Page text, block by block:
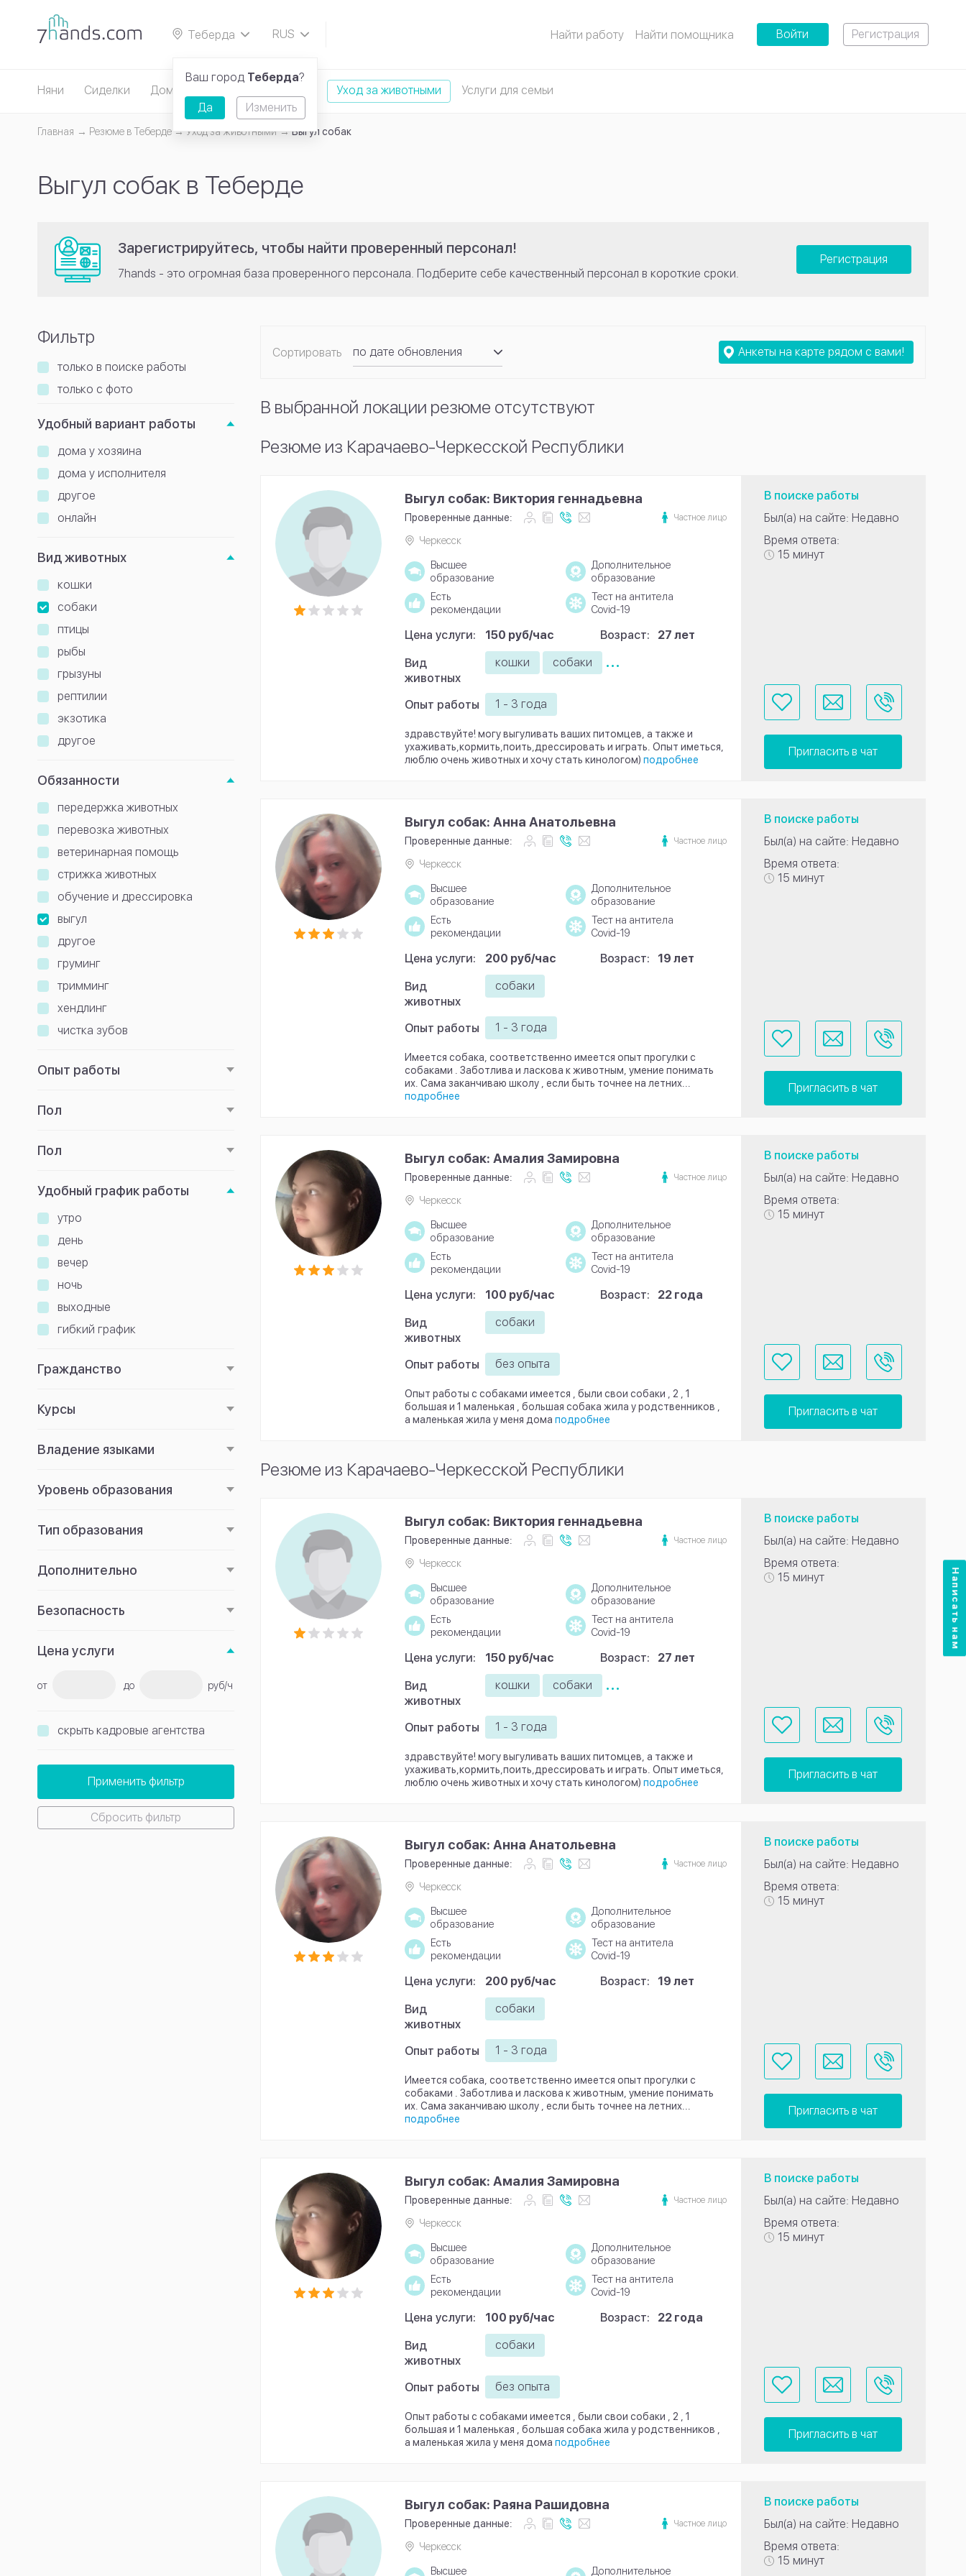
Теберда
RUS
Найти работу Найти помощника Войти Регистрация
Няни Сиделки Домработницы Уход за животными Услуги для семьи
Главная Резюме в Теберде Уход за животными Выгул собак
Выгул собак в Теберде
Зарегистрируйтесь, чтобы найти проверенный персонал!
7hands - это огромная база проверенного персонала. Подберите себе качественный персонал в короткие сроки.
Регистрация
Фильтр
только в поиске работы
только с фото
Удобный вариант работы
дома у хозяина
дома у исполнителя
другое
онлайн
Вид животных
кошки
собаки
птицы
рыбы
грызуны
рептилии
экзотика
другое
Обязанности
передержка животных
перевозка животных
ветеринарная помощь
стрижка животных
обучение и дрессировка
выгул
другое
груминг
тримминг
хендлинг
чистка зубов
Опыт работы
Пол
Пол
Удобный график работы
утро
день
вечер
ночь
выходные
гибкий график
Гражданство
Курсы
Владение языками
Уровень образования
Тип образования
Дополнительно
Безопасность
Цена услуги
от до руб/ч
скрыть кадровые агентства
Применить фильтр
Сбросить фильтр
Сортировать
по дате обновления
по рейтингу
Анкеты на карте рядом с вами!
В выбранной локации резюме отсутствуют
Резюме из Карачаево-Черкесской Республики
Выгул собак: Виктория геннадьевна
Проверенные данные: Частное лицо
Черкесск
Высшее
образование
Дополнительное
образование
Есть
рекомендации
Тест на антитела
Covid-19
Цена услуги: 150 руб/час Возраст: 27 лет
Вид
животных
кошки собаки ...
Опыт работы 1 - 3 года
здравствуйте! могу выгуливать ваших питомцев, а также и
ухаживать,кормить,поить,дрессировать и играть. Опыт иметься,
люблю очень животных и хочу стать кинологом) подробнее
В поиске работы
Был(а) на сайте: Недавно
Время ответа:
15 минут
Пригласить в чат
Выгул собак: Анна Анатольевна
Проверенные данные: Частное лицо
Черкесск
Высшее
образование
Дополнительное
образование
Есть
рекомендации
Тест на антитела
Covid-19
Цена услуги: 200 руб/час Возраст: 19 лет
Вид
животных
собаки
Опыт работы 1 - 3 года
Имеется собака, соответственно имеется опыт прогулки с
собаками . Заботлива и ласкова к животным, умение понимать
их. Сама заканчиваю школу , если быть точнее на летних...
подробнее
В поиске работы
Был(а) на сайте: Недавно
Время ответа:
15 минут
Пригласить в чат
Выгул собак: Амалия Замировна
Проверенные данные: Частное лицо
Черкесск
Высшее
образование
Дополнительное
образование
Есть
рекомендации
Тест на антитела
Covid-19
Цена услуги: 100 руб/час Возраст: 22 года
Вид
животных
собаки
Опыт работы без опыта
Опыт работы с собаками имеется , были свои собаки , 2 , 1
большая и 1 маленькая , большая собака жила у родственников ,
а маленькая жила у меня дома подробнее
В поиске работы
Был(а) на сайте: Недавно
Время ответа:
15 минут
Пригласить в чат
Резюме из Карачаево-Черкесской Республики
Выгул собак: Виктория геннадьевна
Проверенные данные: Частное лицо
Черкесск
Высшее
образование
Дополнительное
образование
Есть
рекомендации
Тест на антитела
Covid-19
Цена услуги: 150 руб/час Возраст: 27 лет
Вид
животных
кошки собаки ...
Опыт работы 1 - 3 года
здравствуйте! могу выгуливать ваших питомцев, а также и
ухаживать,кормить,поить,дрессировать и играть. Опыт иметься,
люблю очень животных и хочу стать кинологом) подробнее
В поиске работы
Был(а) на сайте: Недавно
Время ответа:
15 минут
Пригласить в чат
Выгул собак: Анна Анатольевна
Проверенные данные: Частное лицо
Черкесск
Высшее
образование
Дополнительное
образование
Есть
рекомендации
Тест на антитела
Covid-19
Цена услуги: 200 руб/час Возраст: 19 лет
Вид
животных
собаки
Опыт работы 1 - 3 года
Имеется собака, соответственно имеется опыт прогулки с
собаками . Заботлива и ласкова к животным, умение понимать
их. Сама заканчиваю школу , если быть точнее на летних...
подробнее
В поиске работы
Был(а) на сайте: Недавно
Время ответа:
15 минут
Пригласить в чат
Выгул собак: Амалия Замировна
Проверенные данные: Частное лицо
Черкесск
Высшее
образование
Дополнительное
образование
Есть
рекомендации
Тест на антитела
Covid-19
Цена услуги: 100 руб/час Возраст: 22 года
Вид
животных
собаки
Опыт работы без опыта
Опыт работы с собаками имеется , были свои собаки , 2 , 1
большая и 1 маленькая , большая собака жила у родственников ,
а маленькая жила у меня дома подробнее
В поиске работы
Был(а) на сайте: Недавно
Время ответа:
15 минут
Пригласить в чат
Выгул собак: Раяна Рашидовна
Проверенные данные: Частное лицо
Черкесск
Высшее Дополнительное
В поиске работы
Был(а) на сайте: Недавно
Время ответа:
15 минут
Написать нам
Ваш город Теберда?
Да Изменить